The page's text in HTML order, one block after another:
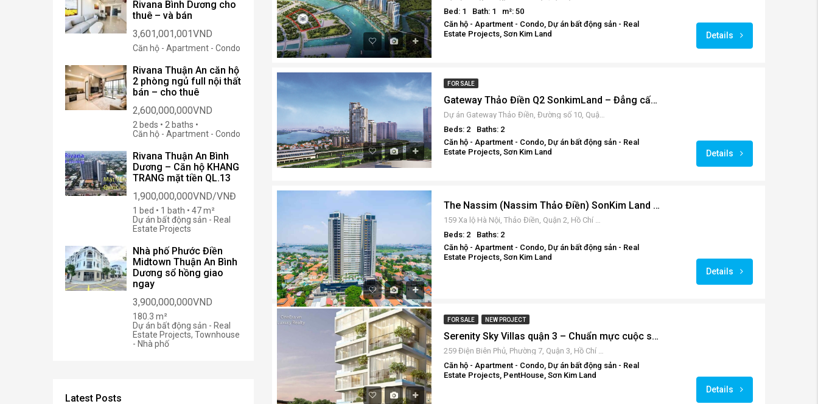
Bed: 1
Bath: 1
m²: 50
Căn hộ - Apartment - Condo, Dự án bất động sản - Real
Estate Projects, Sơn Kim Land
Details
FOR SALE
Gateway Thảo Điền Q2 SonkimLand – Đẳng cấp cho cuộc sống tiện nghi
Dự án Gateway Thảo Điền, Đường số 10, Quận 2, Hồ Chí Minh, Vietnam
Beds: 2
Baths: 2
Căn hộ - Apartment - Condo, Dự án bất động sản - Real
Estate Projects, Sơn Kim Land
Details
The Nassim (Nassim Thảo Điền) SonKim Land quận 2 – Tuyệt tác ven sông giữa lòng đô thị.
159 Xa lộ Hà Nội, Thảo Điền, Quận 2, Hồ Chí Minh, Việt Nam
Beds: 2
Baths: 2
Căn hộ - Apartment - Condo, Dự án bất động sản - Real
Estate Projects, Sơn Kim Land
Details
FOR SALE NEW PROJECT
Serenity Sky Villas quận 3 – Chuẩn mực cuộc sống thượng lưu
259 Điện Biên Phủ, Phường 7, Quận 3, Hồ Chí Minh, Vietnam
Căn hộ - Apartment - Condo, Dự án bất động sản - Real
Estate Projects, PentHouse, Sơn Kim Land
Details
Rivana Bình Dương cho
thuê – và bán
3,601,001,001VND
Căn hộ - Apartment - Condo
Rivana Thuận An căn hộ
2 phòng ngủ full nội thất
bán – cho thuê
2,600,000,000VND
2 beds • 2 baths •
Căn hộ - Apartment - Condo
Rivana Thuận An Bình
Dương – Căn hộ KHANG
TRANG mặt tiền QL.13
1,900,000,000VND/VNĐ
1 bed • 1 bath • 47 m²
Dự án bất động sản - Real
Estate Projects
Nhà phố Phước Điền
Midtown Thuận An Bình
Dương sổ hồng giao
ngay
3,900,000,000VND
180.3 m²
Dự án bất động sản - Real
Estate Projects, Townhouse
- Nhà phố
Latest Posts